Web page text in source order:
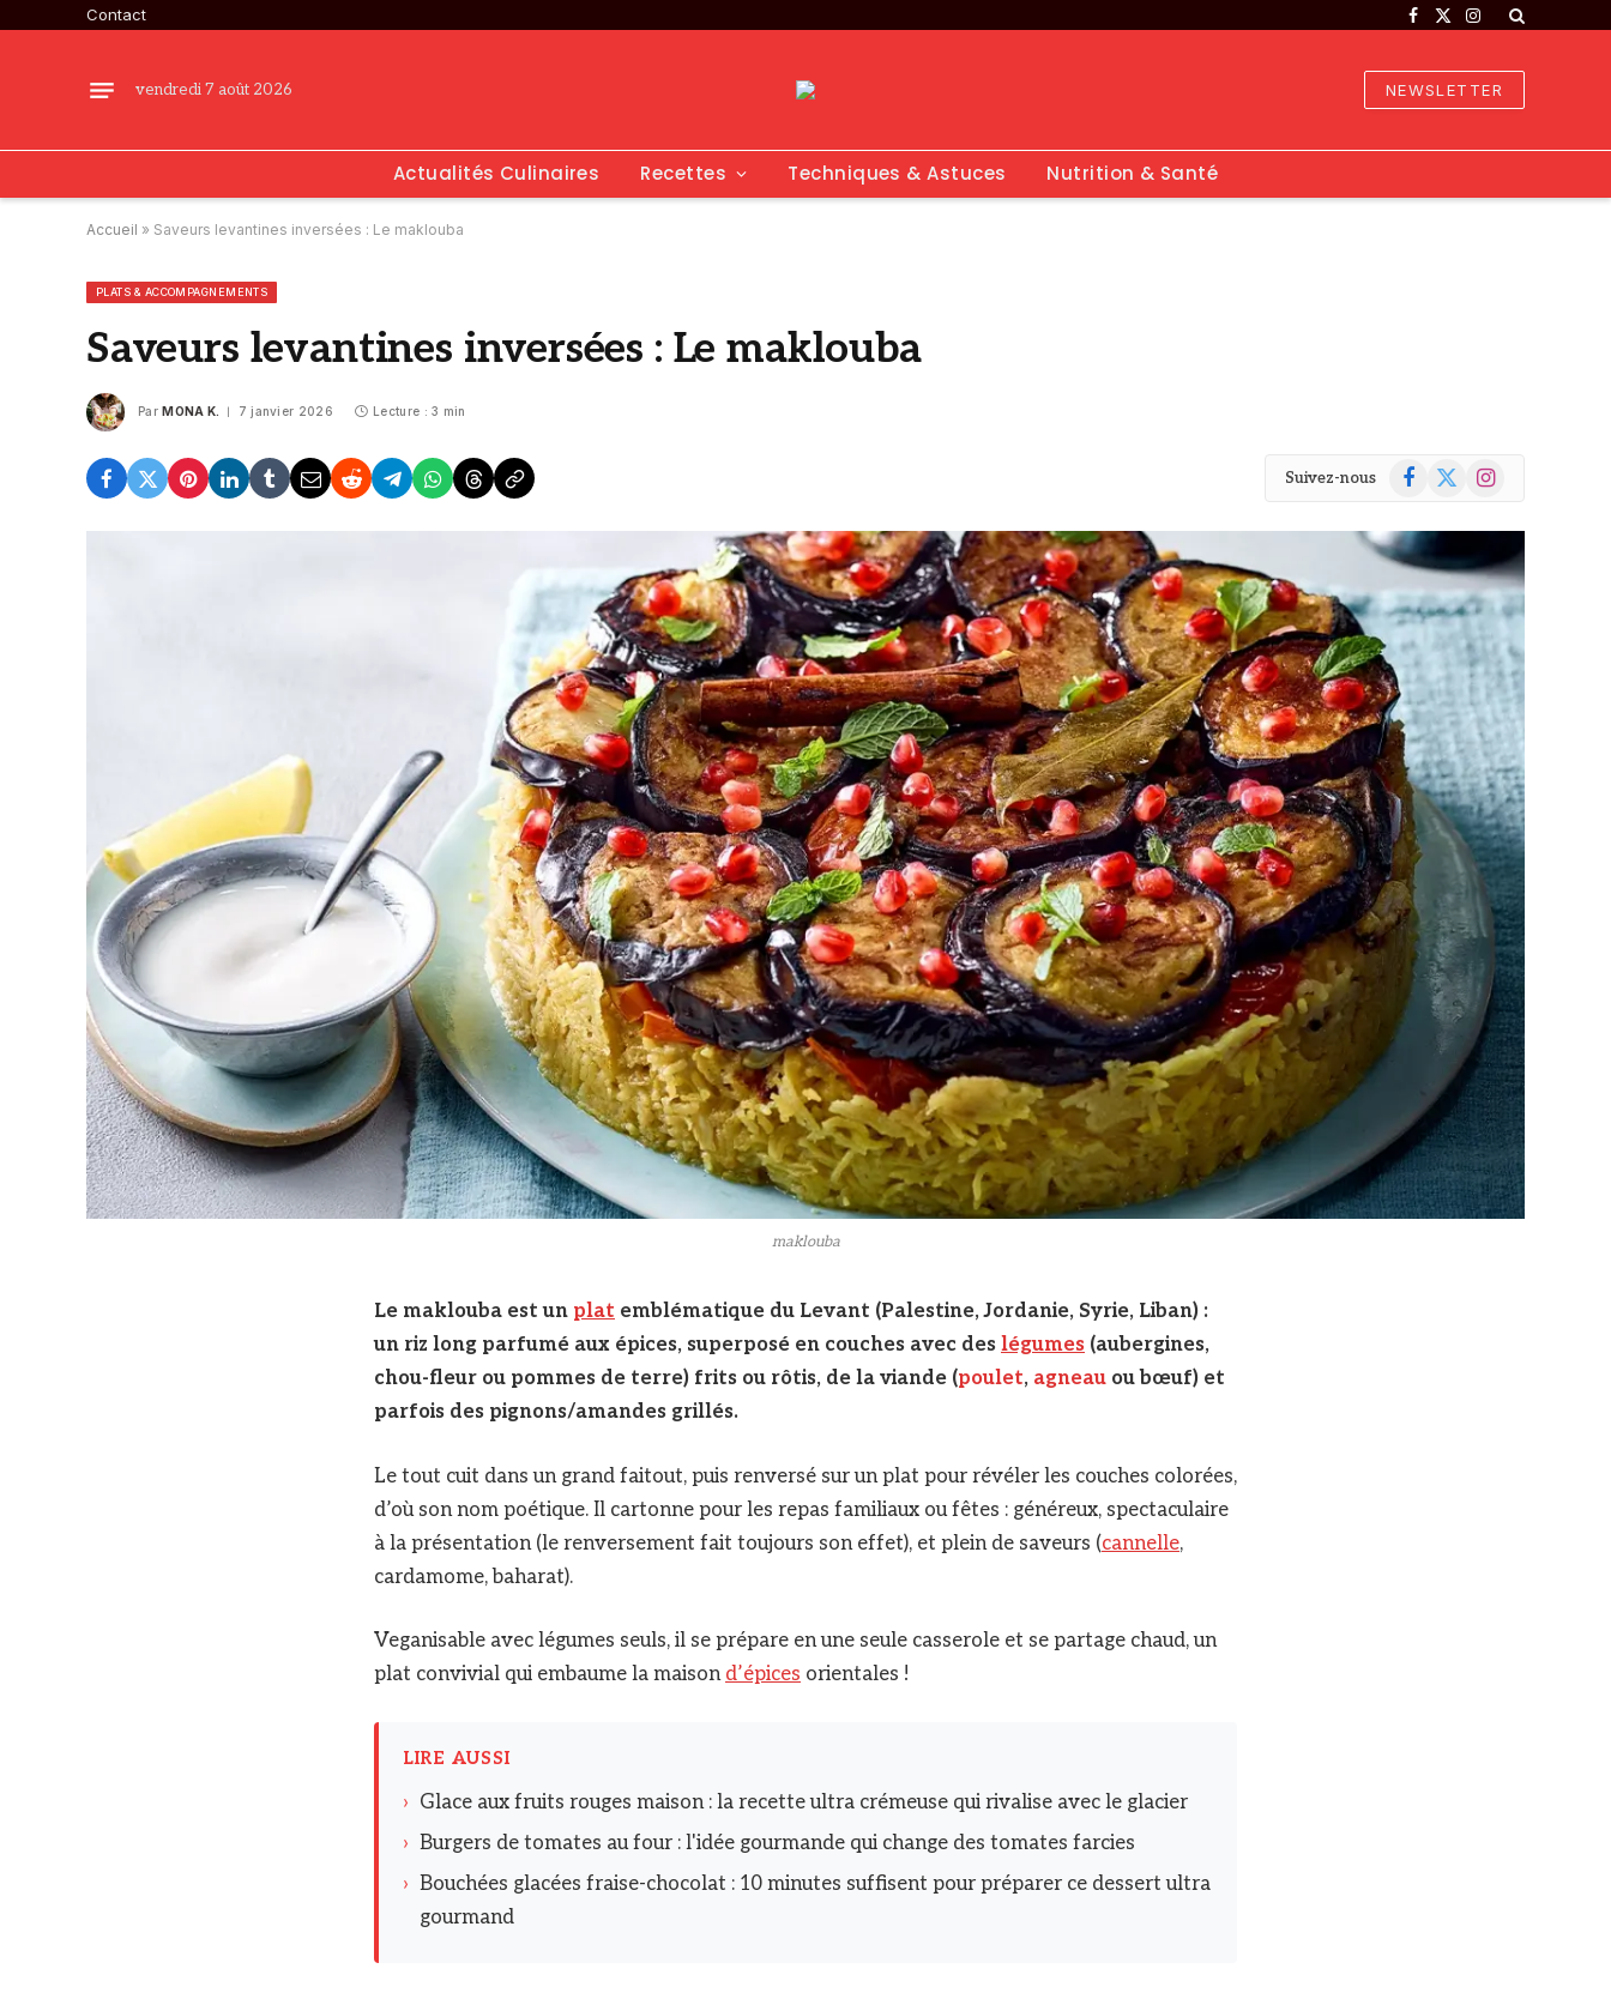
Contact
Facebook
X
Instagram
vendredi 7 août 2026 NEWSLETTER
Actualités Culinaires Recettes Techniques & Astuces Nutrition & Santé
Accueil » Saveurs levantines inversées : Le maklouba
PLATS & ACCOMPAGNEMENTS
Saveurs levantines inversées : Le maklouba
Par MONA K. 7 janvier 2026 Lecture : 3 min
Suivez-nous Facebook
X
Instagram
maklouba
Le maklouba est un plat emblématique du Levant (Palestine, Jordanie, Syrie, Liban) :
un riz long parfumé aux épices, superposé en couches avec des légumes (aubergines,
chou-fleur ou pommes de terre) frits ou rôtis, de la viande (poulet, agneau ou bœuf) et
parfois des pignons/amandes grillés.
Le tout cuit dans un grand faitout, puis renversé sur un plat pour révéler les couches colorées,
d’où son nom poétique. Il cartonne pour les repas familiaux ou fêtes : généreux, spectaculaire
à la présentation (le renversement fait toujours son effet), et plein de saveurs (cannelle,
cardamome, baharat).
Veganisable avec légumes seuls, il se prépare en une seule casserole et se partage chaud, un
plat convivial qui embaume la maison d’épices orientales !
LIRE AUSSI
› Glace aux fruits rouges maison : la recette ultra crémeuse qui rivalise avec le glacier
› Burgers de tomates au four : l'idée gourmande qui change des tomates farcies
› Bouchées glacées fraise-chocolat : 10 minutes suffisent pour préparer ce dessert ultra
gourmand